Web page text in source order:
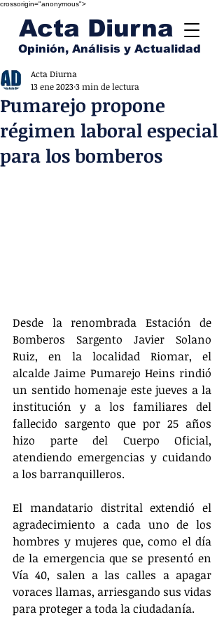
crossorigin="anonymous">
Acta Diurna
Opinión, Análisis y Actualidad
Pumarejo propone
régimen laboral especial
para los bomberos
Acta Diurna
13 ene 20233 min de lectura
Desde la renombrada Estación de
Bomberos Sargento Javier Solano
Ruiz, en la localidad Riomar, el
alcalde Jaime Pumarejo Heins rindió
un sentido homenaje este jueves a la
institución y a los familiares del
fallecido sargento que por 25 años
hizo parte del Cuerpo Oficial,
atendiendo emergencias y cuidando
a los barranquilleros.
El mandatario distrital extendió el
agradecimiento a cada uno de los
hombres y mujeres que, como el día
de la emergencia que se presentó en
Vía 40, salen a las calles a apagar
voraces llamas, arriesgando sus vidas
para proteger a toda la ciudadanía.